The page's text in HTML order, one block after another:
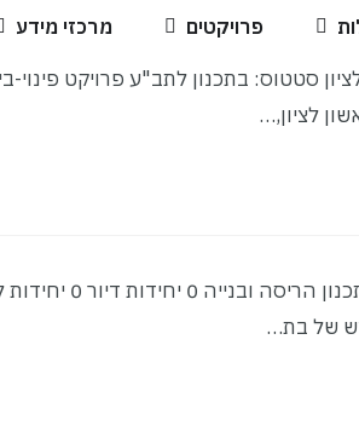
פרויקטים מרכזי מידע